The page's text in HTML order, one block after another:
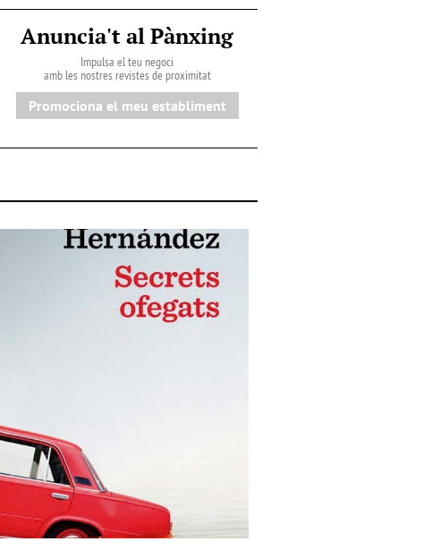
Anuncia't al Pànxing
Impulsa el teu negoci
amb les nostres revistes de proximitat
Promociona el meu establiment